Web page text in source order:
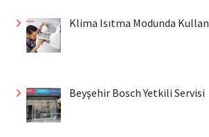
Klima Isıtma Modunda
Beyşehir Bosch Yetkili Servisi